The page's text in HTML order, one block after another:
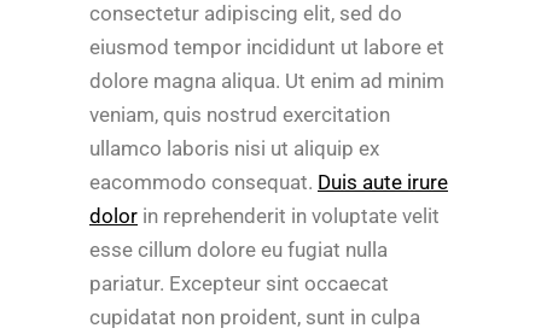
consectetur adipiscing elit, sed do
eiusmod tempor incididunt ut labore et
dolore magna aliqua. Ut enim ad minim
veniam, quis nostrud exercitation
ullamco laboris nisi ut aliquip ex
eacommodo consequat. Duis aute irure
dolor in reprehenderit in voluptate velit
esse cillum dolore eu fugiat nulla
pariatur. Excepteur sint occaecat
cupidatat non proident, sunt in culpa